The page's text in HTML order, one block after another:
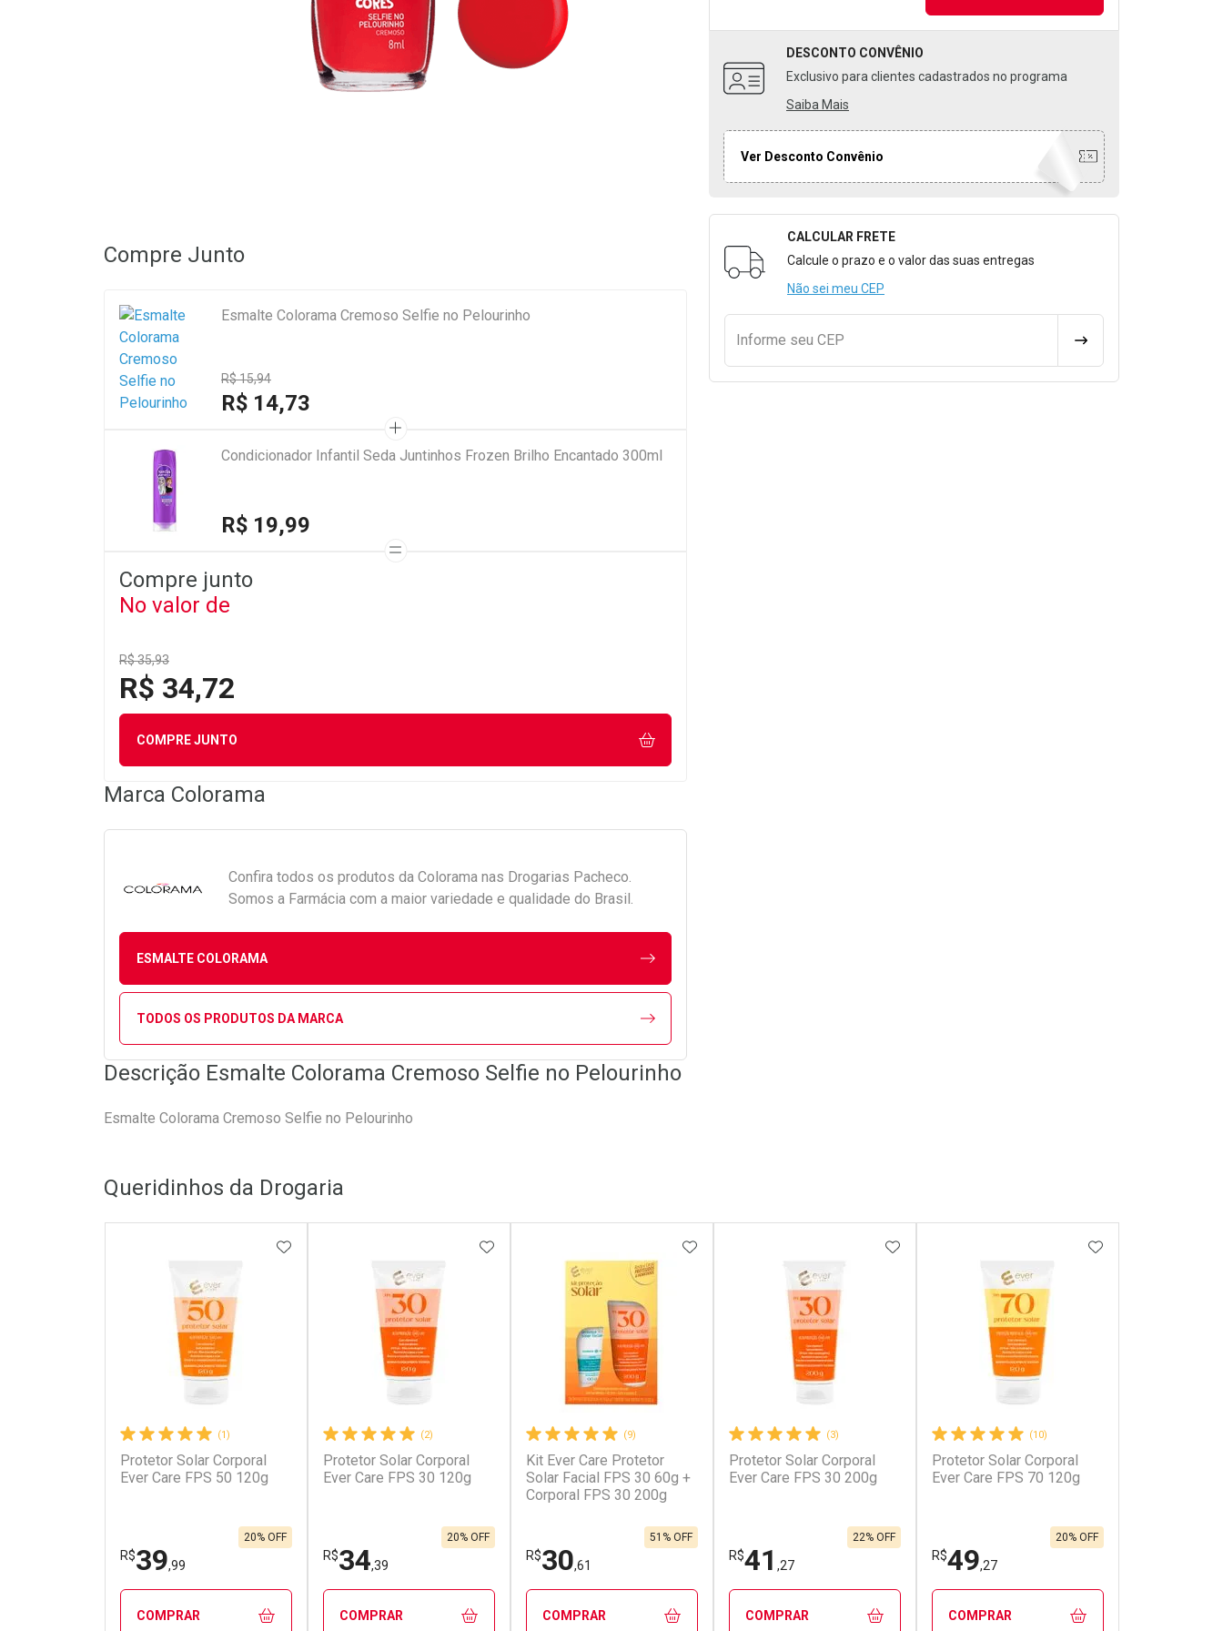
DESCONTO CONVÊNIO
Exclusivo para clientes cadastrados no programa
Saiba Mais
Ver Desconto Convênio
Formulário para Calcular o Frete
CALCULAR FRETE
Calcule o prazo e o valor das suas entregas
Não sei meu CEP
Informe seu CEP CALCULAR FRETE
Compre Junto
Esmalte Colorama Cremoso Selfie no Pelourinho
R$ 15,94
R$ 14,73
Condicionador Infantil Seda Juntinhos Frozen Brilho Encantado 300ml
R$ 19,99
Compre junto
No valor de
R$ 35,93
R$ 34,72
COMPRE JUNTO
Marca Colorama
Confira todos os produtos da Colorama nas Drogarias Pacheco.
Somos a Farmácia com a maior variedade e qualidade do Brasil.
ESMALTE COLORAMA
TODOS OS PRODUTOS DA MARCA
Descrição Esmalte Colorama Cremoso Selfie no Pelourinho
Esmalte Colorama Cremoso Selfie no Pelourinho
Queridinhos da Drogaria
(1)
Protetor Solar Corporal
Ever Care FPS 50 120g
R$39,99
20% OFF
ADICIONAR AOS FAVORITOS
COMPRAR
(2)
Protetor Solar Corporal
Ever Care FPS 30 120g
R$34,39
20% OFF
ADICIONAR AOS FAVORITOS
COMPRAR
(9)
Kit Ever Care Protetor
Solar Facial FPS 30 60g +
Corporal FPS 30 200g
R$30,61
51% OFF
ADICIONAR AOS FAVORITOS
COMPRAR
(3)
Protetor Solar Corporal
Ever Care FPS 30 200g
R$41 ,27
22% OFF
ADICIONAR AOS FAVORITOS
COMPRAR
(10)
Protetor Solar Corporal
Ever Care FPS 70 120g
R$49,27
20% OFF
ADICIONAR AOS
COMPRAR